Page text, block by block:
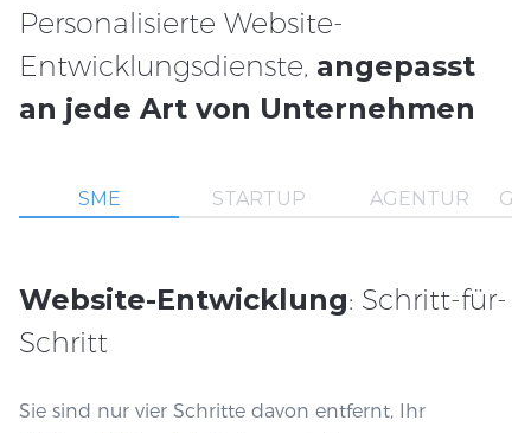
Personalisierte Website-
Entwicklungsdienste, angepasst
an jede Art von Unternehmen
SME STARTUP AGENTUR
Website-Entwicklung: Schritt-für-
Schritt
Sie sind nur vier Schritte davon entfernt, Ihr